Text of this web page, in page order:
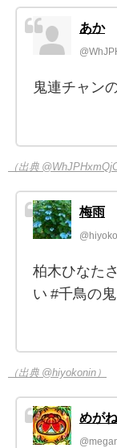
あか
鬼連チャン
（出典
梅雨
柏木ひなた
い #千鳥の
（出典 @hiyokonin）
めが